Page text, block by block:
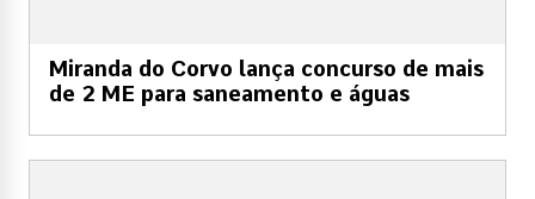
Miranda do Corvo lança concurso de mais
de 2 ME para saneamento e águas